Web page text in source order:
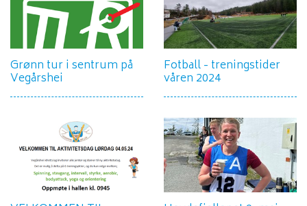
Grønn tur i sentrum på
Vegårshei
Fotball - treningstider
våren 2024